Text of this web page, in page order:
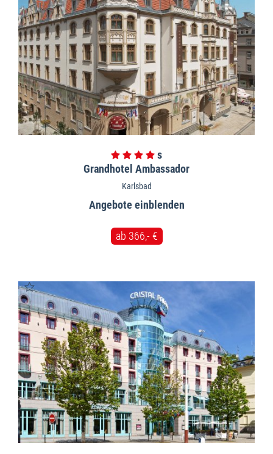
Grandhotel Ambassador
Karlsbad
Angebote
ab 366,- €